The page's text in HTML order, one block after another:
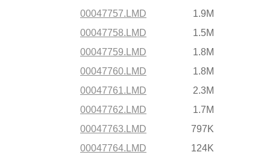
00047757.LMD
1.9M
00047758.LMD
1.5M
00047759.LMD
1.8M
00047760.LMD
1.8M
00047761.LMD
2.3M
00047762.LMD
1.7M
00047763.LMD
797K
00047764.LMD
124K